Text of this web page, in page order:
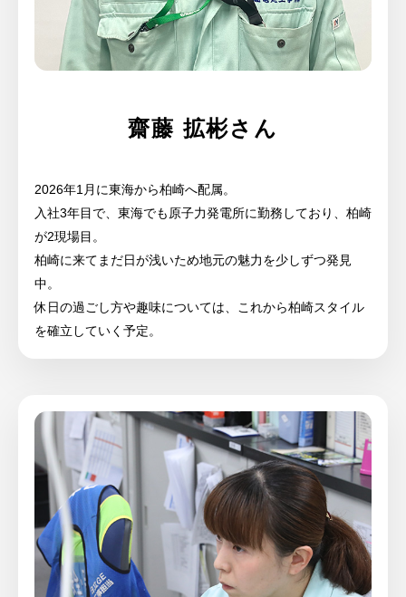
齋藤 拡彬さん
2026年1月に東海から柏崎へ配属。
入社3年目で、東海でも原子力発電所に勤務しており、柏崎
が2現場目。
柏崎に来てまだ日が浅いため地元の魅力を少しずつ発見
中。
休日の過ごし方や趣味については、これから柏崎スタイル
を確立していく予定。